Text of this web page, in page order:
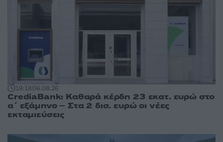
19:1806.08.26
CrediaBank: Καθαρά κέρδη 23 εκατ. ευρώ στο
α΄ εξάμηνο – Στα 2 δισ. ευρώ οι νέες
εκταμιεύσεις